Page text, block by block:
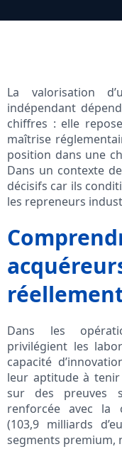
La valorisation
indépendant
chiffres : elle
maîtrise
position dans une
Dans un contexte
décisifs car ils
les repreneurs
Dans les
privilégient les
capacité
leur aptitude à tenir
sur des preuves
renforcée avec la
(103,9 milliards
segments premium,